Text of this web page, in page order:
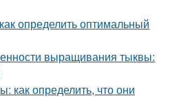
определить оптимальный
выращивания тыквы:
как определить, что они